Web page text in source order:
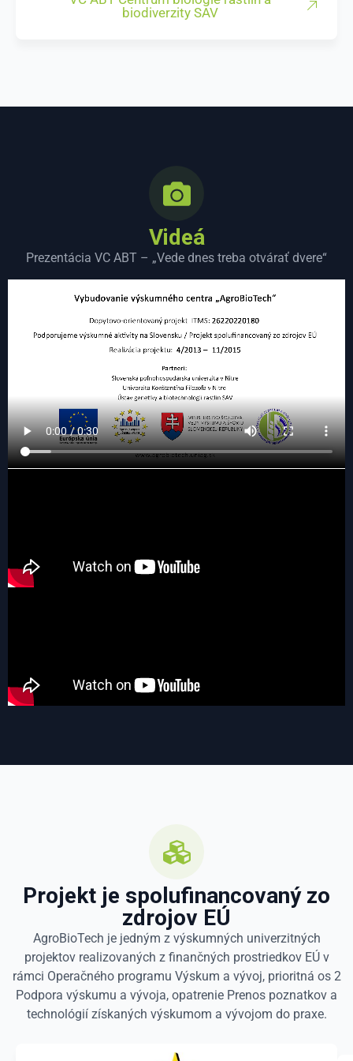
biodiverzity SAV
Videá
Prezentácia VC ABT – „Vede dnes treba otvárať dvere“
Projekt je spolufinancovaný zo
zdrojov EÚ
AgroBioTech je jedným z výskumných univerzitných
projektov realizovaných z finančných prostriedkov EÚ v
rámci Operačného programu Výskum a vývoj, prioritná os 2
Podpora výskumu a vývoja, opatrenie Prenos poznatkov a
technológií získaných výskumom a vývojom do praxe.